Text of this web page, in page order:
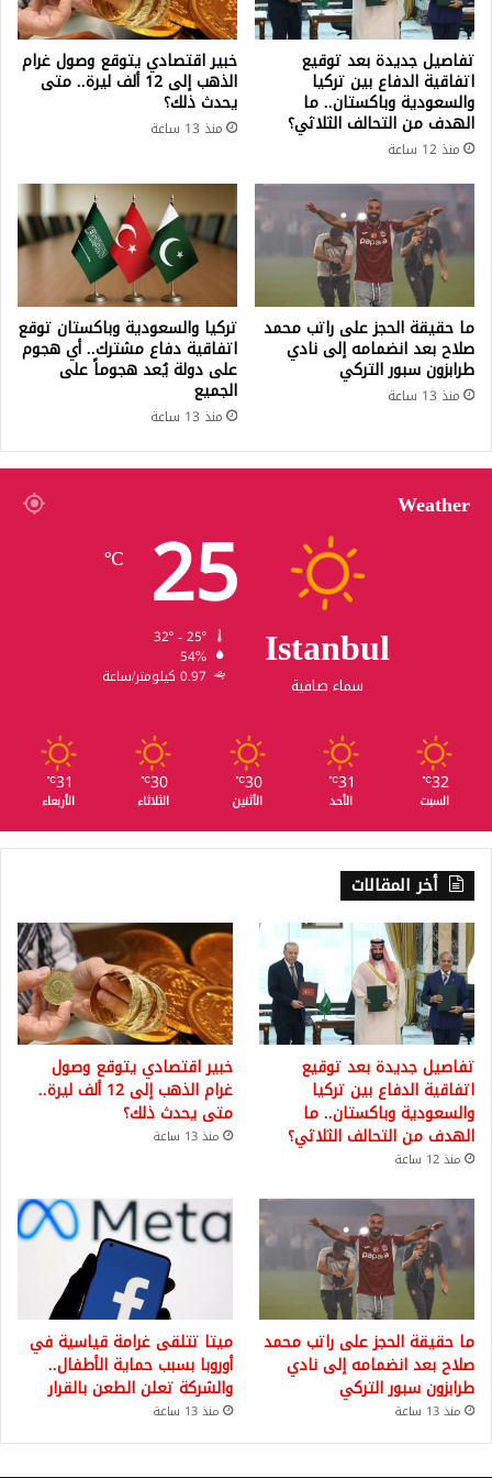
تفاصيل جديدة بعد توقيع
اتفاقية الدفاع بين تركيا
والسعودية وباكستان.. ما
الهدف من التحالف الثلاثي؟
منذ 12 ساعة
خبير اقتصادي يتوقع وصول غرام
الذهب إلى 12 ألف ليرة.. متى
يحدث ذلك؟
منذ 13 ساعة
ما حقيقة الحجز على راتب محمد
صلاح بعد انضمامه إلى نادي
طرابزون سبور التركي
منذ 13 ساعة
تركيا والسعودية وباكستان توقع
اتفاقية دفاع مشترك.. أي هجوم
على دولة يُعد هجوماً على
الجميع
منذ 13 ساعة
Weather
Istanbul
سماء صافية
25
℃
54%
0.97 كيلومتر/ساعة
32
℃
السبت
31
℃
الأحد
30
℃
الأثنين
30
℃
الثلاثاء
31
℃
الأربعاء
أخر المقالات
تفاصيل جديدة بعد توقيع
اتفاقية الدفاع بين تركيا
والسعودية وباكستان.. ما
الهدف من التحالف الثلاثي؟
منذ 12 ساعة
خبير اقتصادي يتوقع وصول
غرام الذهب إلى 12 ألف ليرة..
متى يحدث ذلك؟
منذ 13 ساعة
ما حقيقة الحجز على راتب محمد
صلاح بعد انضمامه إلى نادي
طرابزون سبور التركي
منذ 13 ساعة
ميتا تتلقى غرامة قياسية في
أوروبا بسبب حماية الأطفال..
والشركة تعلن الطعن بالقرار
منذ 13 ساعة